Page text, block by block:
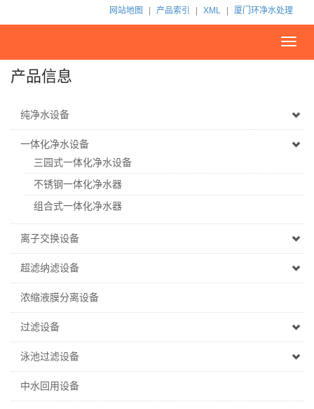
网站地图 产品索引 XML 厦门环净水处理
产品信息
纯净水设备
一体化净水设备
三园式一体化净水设备
不锈钢一体化净水器
组合式一体化净水器
离子交换设备
超滤纳滤设备
浓缩液膜分离设备
过滤设备
泳池过滤设备
中水回用设备